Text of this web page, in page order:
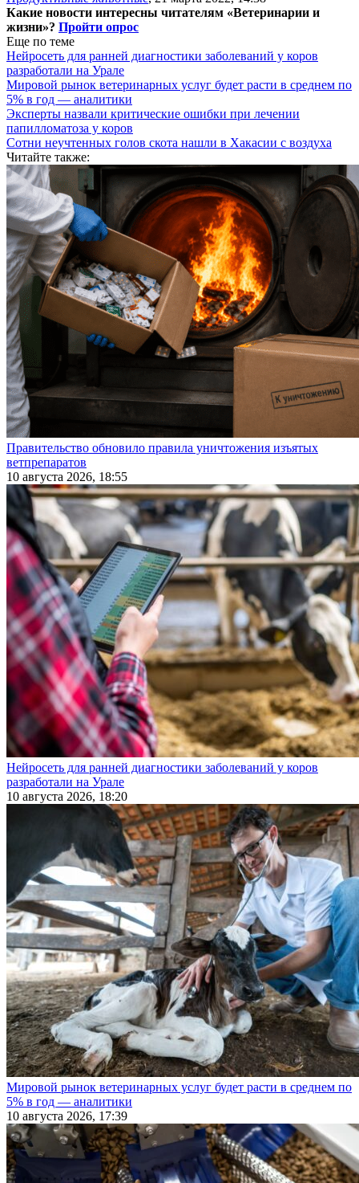
Какие новости интересны читателям «Ветеринарии и
жизни»? Пройти опрос
Еще по теме
Нейросеть для ранней диагностики заболеваний у коров
разработали на Урале
Мировой рынок ветеринарных услуг будет расти в среднем по
5% в год — аналитики
Эксперты назвали критические ошибки при лечении
папилломатоза у коров
Сотни неучтенных голов скота нашли в Хакасии с воздуха
Читайте также:
Правительство обновило правила уничтожения изъятых
ветпрепаратов
10 августа 2026, 18:55
Нейросеть для ранней диагностики заболеваний у коров
разработали на Урале
10 августа 2026, 18:20
Мировой рынок ветеринарных услуг будет расти в среднем по
5% в год — аналитики
10 августа 2026, 17:39